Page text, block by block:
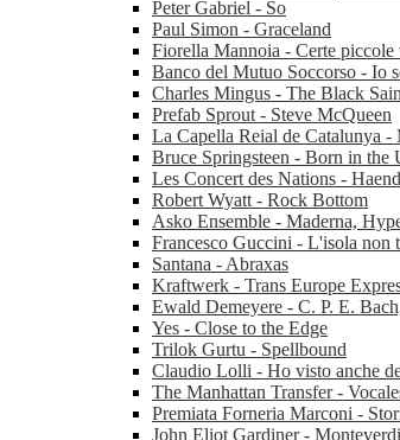
Peter Gabriel - So
Paul Simon - Graceland
Fiorella Mannoia - Certe piccole
Banco del Mutuo Soccorso - Io
Charles Mingus - The Black
Prefab Sprout - Steve McQueen
La Capella Reial de Catalunya -
Bruce Springsteen - Born in the
Les Concert des Nations -
Robert Wyatt - Rock Bottom
Asko Ensemble - Maderna,
Francesco Guccini - L'isola non
Santana - Abraxas
Kraftwerk - Trans Europe
Ewald Demeyere - C. P. E.
Yes - Close to the Edge
Trilok Gurtu - Spellbound
Claudio Lolli - Ho visto anche
The Manhattan Transfer -
Premiata Forneria Marconi -
John Eliot Gardiner -